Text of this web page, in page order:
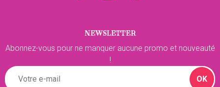
NEWSLETTER
Abonnez-vous pour ne manquer aucune promo et nouveauté
!
OK